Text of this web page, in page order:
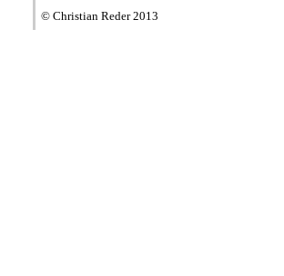
© Christian Reder 2013